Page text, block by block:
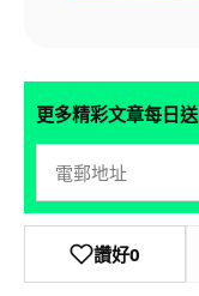
更多精彩文章每日
讚好0